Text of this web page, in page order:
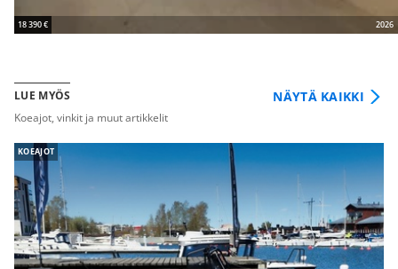
18 390 € 2026
LUE MYÖS
Koeajot, vinkit ja muut artikkelit
NÄYTÄ KAIKKI
KOEAJOT